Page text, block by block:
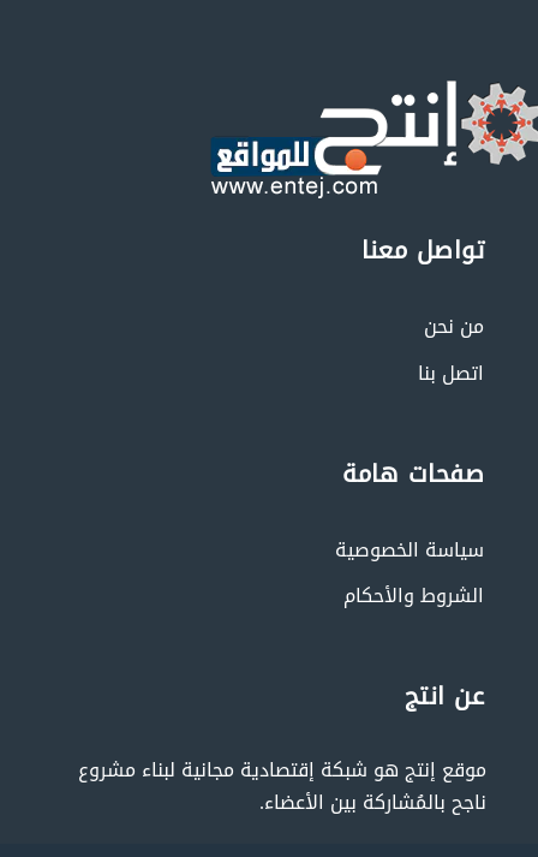
تواصل معنا
من نحن
اتصل بنا
صفحات هامة
سياسة الخصوصية
الشروط والأحكام
عن انتج
موقع إنتج هو شبكة إقتصادية مجانية لبناء مشروع
ناجح بالمُشاركة بين الأعضاء.